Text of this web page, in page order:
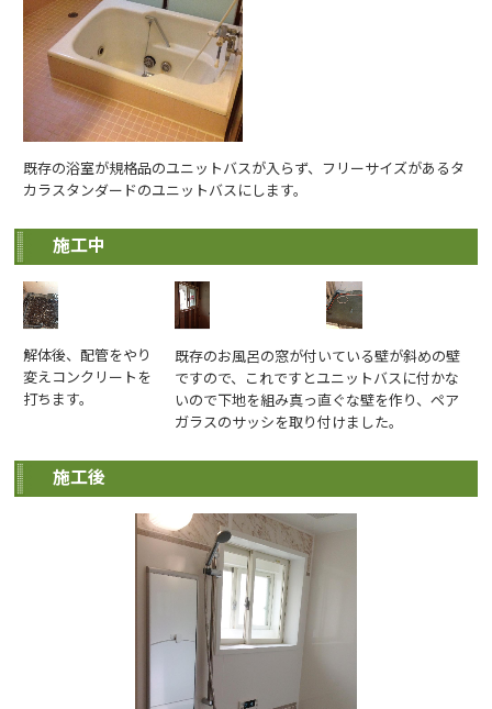
既存の浴室が規格品のユニットバスが入らず、フリーサイズがあるタ
カラスタンダードのユニットバスにします。
施工中
解体後、配管をやり
変えコンクリートを
打ちます。
既存のお風呂の窓が付いている壁が斜めの壁
ですので、これですとユニットバスに付かな
いので下地を組み真っ直ぐな壁を作り、ペア
ガラスのサッシを取り付けました。
施工後